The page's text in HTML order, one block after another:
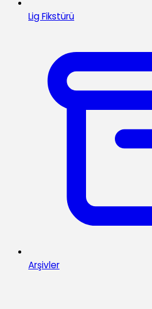
Lig Fikstürü
Arşivler